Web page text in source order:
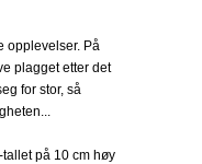
opplevelser. På
plagget etter det
for stor, så
på 10 cm høy